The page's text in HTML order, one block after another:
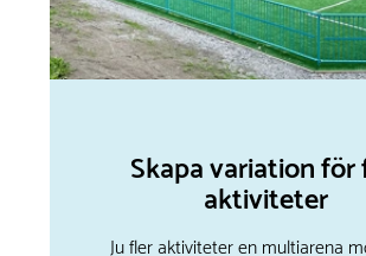
Skapa variation för
aktiviteter
Ju fler aktiviteter en multiarena